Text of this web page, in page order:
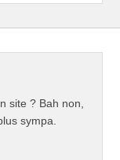
site ? Bah non,
sympa.